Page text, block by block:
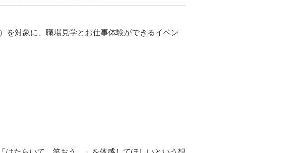
を対象に、職場見学とお仕事体験ができるイベン